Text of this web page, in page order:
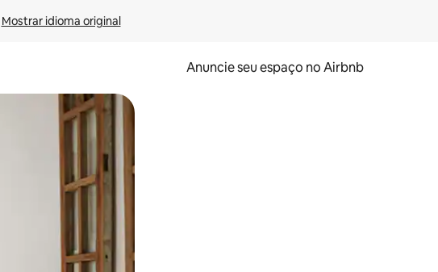
Mostrar idioma original
Anuncie seu espaço no Airbnb